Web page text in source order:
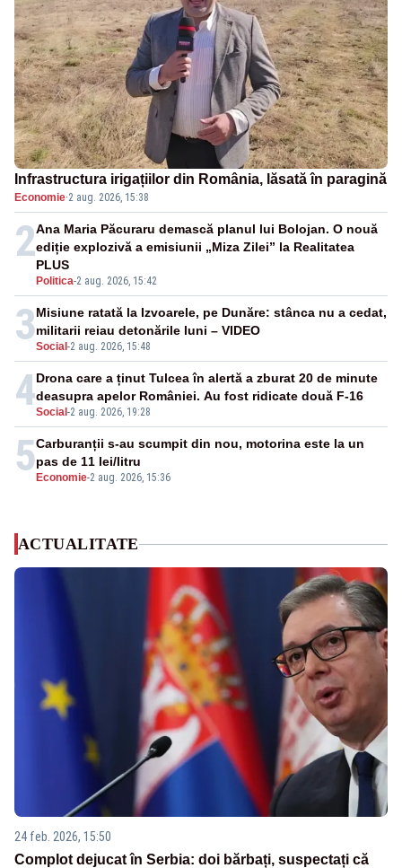
Infrastructura irigațiilor din România, lăsată în paragină
Economie·2 aug. 2026, 15:38
2
Politica-2 aug. 2026, 15:42
Ana Maria Păcuraru demască planul lui Bolojan. O nouă
ediție explozivă a emisiunii „Miza Zilei” la Realitatea
PLUS
3Social -2 aug. 2026, 15:48
Misiune ratată la Izvoarele, pe Dunăre: stânca nu a cedat,
militarii reiau detonările luni – VIDEO
4Social -2 aug. 2026, 19:28
Drona care a ținut Tulcea în alertă a zburat 20 de minute
deasupra apelor României. Au fost ridicate două F-16
5 Economie-2 aug. 2026, 15:36
Carburanții s-au scumpit din nou, motorina este la un
pas de 11 lei/litru
ACTUALITATE
24 feb. 2026, 15:50
Complot dejucat în Serbia: doi bărbați, suspectați că